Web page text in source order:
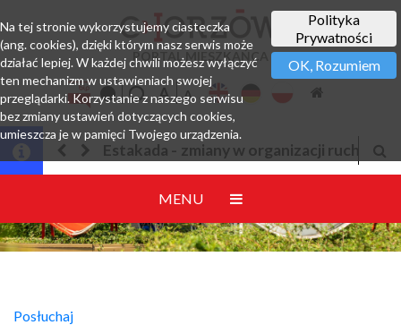
PORTAL MIESZKAŃCA
organizacji ruchuJesteśmy w EZD
MENU
Posłuchaj
Polityka
Prywatności
OK, Rozumiem
Na tej stronie wykorzystujemy ciasteczka
(ang. cookies), dzięki którym nasz serwis może
działać lepiej. W każdej chwili możesz wyłączyć
ten mechanizm w ustawieniach swojej
przeglądarki. Korzystanie z naszego serwisu
bez zmiany ustawień dotyczących cookies,
umieszcza je w pamięci Twojego urządzenia.